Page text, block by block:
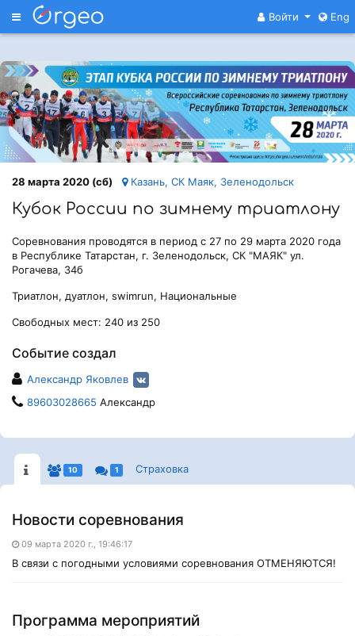
Меню Войти Eng
28 марта 2020 (сб) Казань, СК Маяк, Зеленодольск
Кубок России по зимнему триатлону
Соревнования проводятся в период с 27 по 29 марта 2020 года
в Республике Татарстан, г. Зеленодольск, СК "МАЯК" ул.
Рогачева, 34б
Триатлон, дуатлон, swimrun, Национальные
Свободных мест: 240 из 250
Событие создал
Александр Яковлев
89603028665 Александр
10 1 Страховка
Новости соревнования
09 марта 2020 г., 19:46:17
В связи с погодными условиями соревнования ОТМЕНЯЮТСЯ!
Программа мероприятий